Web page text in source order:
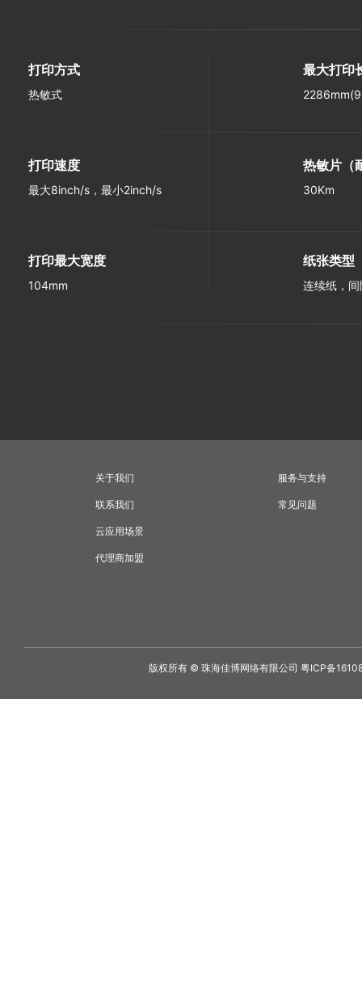
打印方式
热敏式
最大打印
打印速度
最大8inch/s，最小2inch/s
热敏片（
30Km
打印最大宽度
104mm
纸张类型
连续纸，
关于我们
联系我们
云应用场景
代理商加盟
服务与支持
常见问题
版权所有 © 珠海佳博网络有限公司 粤ICP备